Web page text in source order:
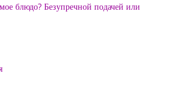
блюдо? Безупречной подачей или